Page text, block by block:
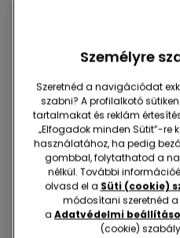
Személyre
Szeretnéd a navigációdat
szabni? A profilalkotó
tartalmakat és reklám
„Elfogadok minden Sütit”-re
használatához, ha pedig
gombbal, folytathatod a
nélkül. További
olvasd el a Süti (cookie)
módosítani szeretnéd
a Adatvédelmi
(cookie)